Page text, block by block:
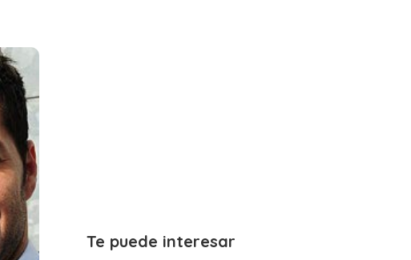
Te puede interesar